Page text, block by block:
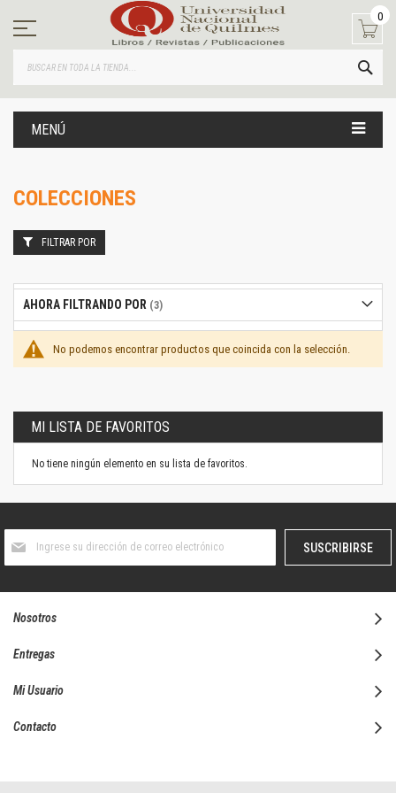
contenido
0
MENÚ
COLECCIONES
No podemos encontrar productos que coincida con la selección.
FILTRAR POR
AHORA FILTRANDO POR
MI LISTA DE FAVORITOS
No tiene ningún elemento en su lista de favoritos.
boletín
SUSCRIBIRSE
Nosotros
Entregas
Mi Usuario
Contacto